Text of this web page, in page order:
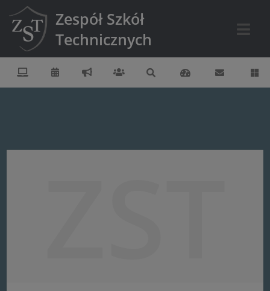
Zespół Szkół
Technicznych